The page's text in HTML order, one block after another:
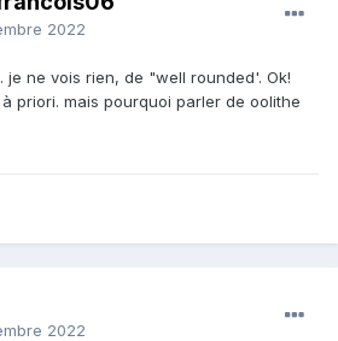
2022
je ne vois rien, de "well rounded'. Ok!
priori. mais pourquoi parler de oolithe
2022